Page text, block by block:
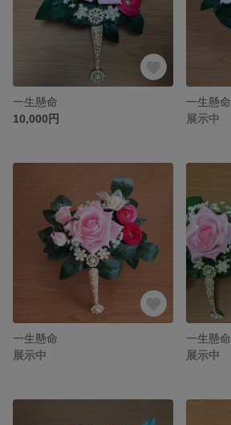
一生懸命
10,000円
一生懸命
展示中
一生懸命
展示中
一生懸命
展示中